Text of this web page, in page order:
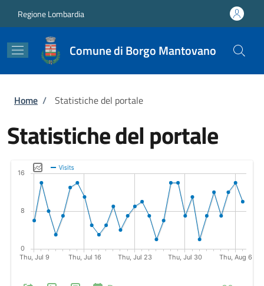
Regione Lombardia
Comune di Borgo Mantovano
Briciole di pane
Home / Statistiche del portale
Statistiche del portale